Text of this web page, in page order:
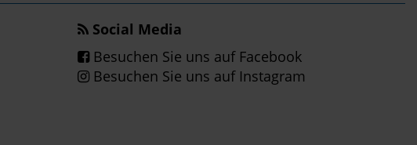
Social Media
Besuchen Sie uns auf Facebook
Besuchen Sie uns auf Instagram